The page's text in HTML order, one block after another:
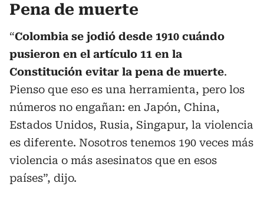
Pena de muerte
“Colombia se jodió desde 1910 cuándo
pusieron en el artículo 11 en la
Constitución evitar la pena de muerte.
Pienso que eso es una herramienta, pero los
números no engañan: en Japón, China,
Estados Unidos, Rusia, Singapur, la violencia
es diferente. Nosotros tenemos 190 veces más
violencia o más asesinatos que en esos
países”, dijo.